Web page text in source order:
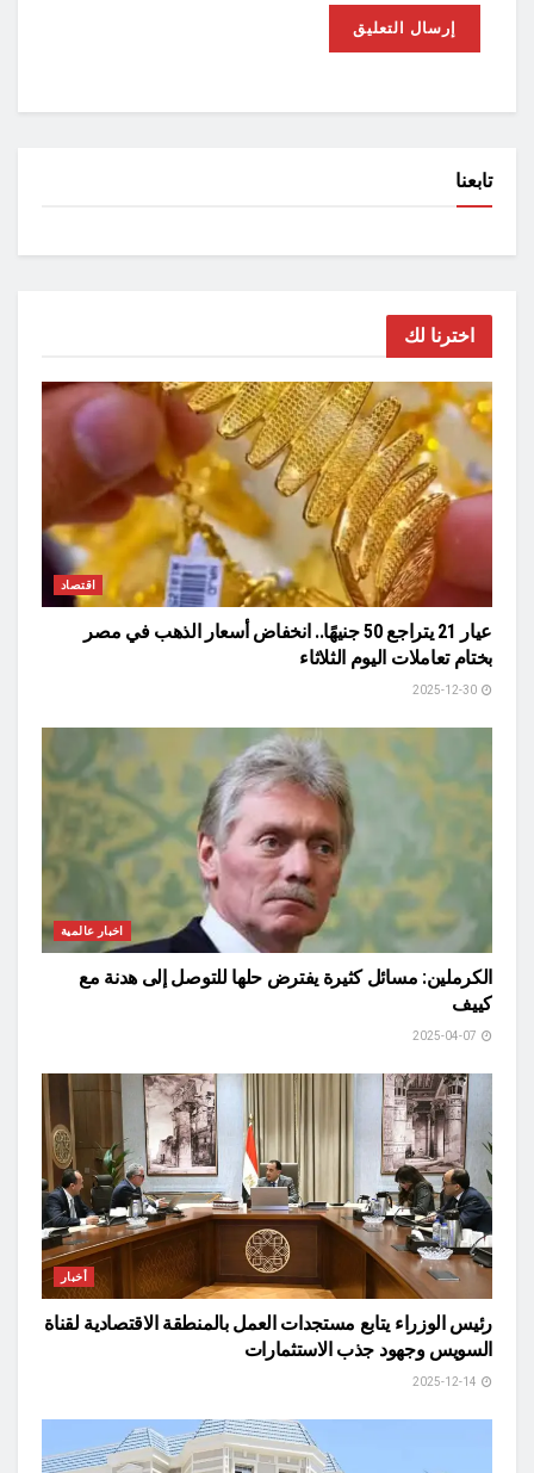
تابعنا
اخترنا لك
اقتصاد
عيار 21 يتراجع 50 جنيهًا.. انخفاض أسعار الذهب في مصر
بختام تعاملات اليوم الثلاثاء
اخبار عالمية
الكرملين: مسائل كثيرة يفترض حلها للتوصل إلى هدنة مع
كييف
أخبار
رئيس الوزراء يتابع مستجدات العمل بالمنطقة الاقتصادية لقناة
السويس وجهود جذب الاستثمارات